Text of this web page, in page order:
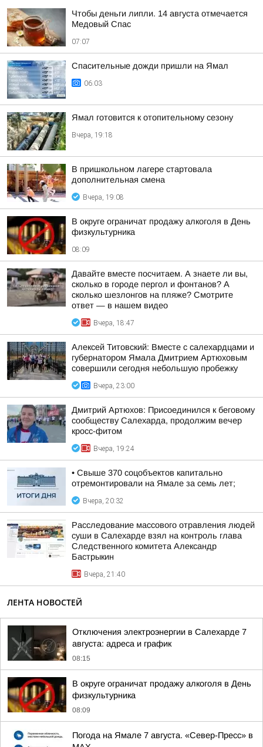
Чтобы деньги липли. 14 августа отмечается
Медовый Спас
07:07
Спасительные дожди пришли на Ямал
06:03
Ямал готовится к отопительному сезону
Вчера, 19:18
В пришкольном лагере стартовала
дополнительная смена
Вчера, 19:08
В округе ограничат продажу алкоголя в День
физкультурника
08:09
Давайте вместе посчитаем. А знаете ли вы,
сколько в городе пергол и фонтанов? А
сколько шезлонгов на пляже? Смотрите
ответ — в нашем видео
Вчера, 18:47
Алексей Титовский: Вместе с салехардцами и
губернатором Ямала Дмитрием Артюховым
совершили сегодня небольшую пробежку
Вчера, 23:00
Дмитрий Артюхов: Присоединился к беговому
сообществу Салехарда, продолжим вечер
кросс-фитом
Вчера, 19:24
• Свыше 370 соцобъектов капитально
отремонтировали на Ямале за семь лет;
Вчера, 20:32
Расследование массового отравления людей
суши в Салехарде взял на контроль глава
Следственного комитета Александр
Бастрыкин
Вчера, 21:40
ЛЕНТА НОВОСТЕЙ
Отключения электроэнергии в Салехарде 7
августа: адреса и график
08:15
В округе ограничат продажу алкоголя в День
физкультурника
08:09
Погода на Ямале 7 августа. «Север-Пресс» в